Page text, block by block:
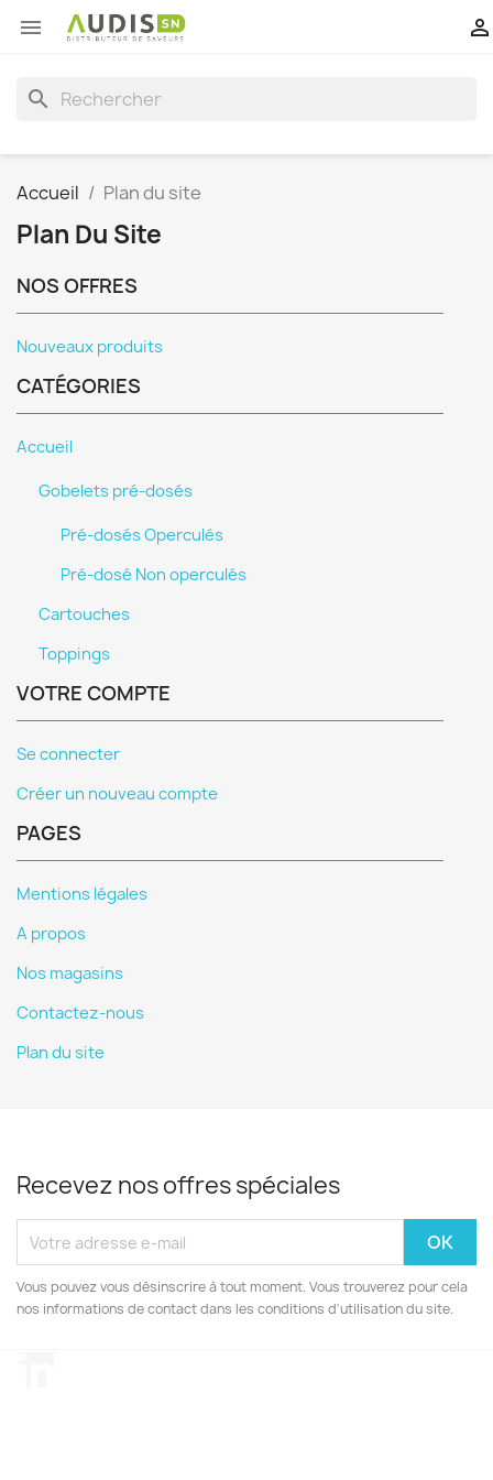
 
search
Accueil Plan du site
Plan Du Site
NOS OFFRES
Nouveaux produits
CATÉGORIES
Accueil
Gobelets pré-dosés
Pré-dosés Operculés
Pré-dosé Non operculés
Cartouches
Toppings
VOTRE COMPTE
Se connecter
Créer un nouveau compte
PAGES
Mentions légales
A propos
Nos magasins
Contactez-nous
Plan du site
Recevez nos offres spéciales
Vous pouvez vous désinscrire à tout moment. Vous trouverez pour cela
nos informations de contact dans les conditions d'utilisation du site.